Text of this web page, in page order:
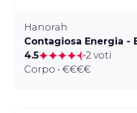
Hanorah
Contagiosa Energia -
4.5
2 voti
Corpo • €€€€